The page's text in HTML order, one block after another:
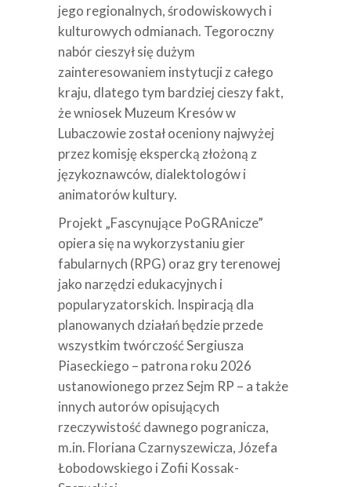
jego regionalnych, środowiskowych i
kulturowych odmianach. Tegoroczny
nabór cieszył się dużym
zainteresowaniem instytucji z całego
kraju, dlatego tym bardziej cieszy fakt,
że wniosek Muzeum Kresów w
Lubaczowie został oceniony najwyżej
przez komisję ekspercką złożoną z
językoznawców, dialektologów i
animatorów kultury.
Projekt „Fascynujące PoGRAnicze”
opiera się na wykorzystaniu gier
fabularnych (RPG) oraz gry terenowej
jako narzędzi edukacyjnych i
popularyzatorskich. Inspiracją dla
planowanych działań będzie przede
wszystkim twórczość Sergiusza
Piaseckiego – patrona roku 2026
ustanowionego przez Sejm RP – a także
innych autorów opisujących
rzeczywistość dawnego pogranicza,
m.in. Floriana Czarnyszewicza, Józefa
Łobodowskiego i Zofii Kossak-